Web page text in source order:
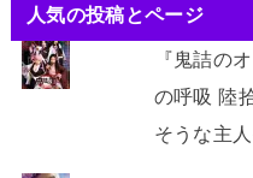
人気の投稿とページ
『鬼詰の
の呼吸 陸
そうな主